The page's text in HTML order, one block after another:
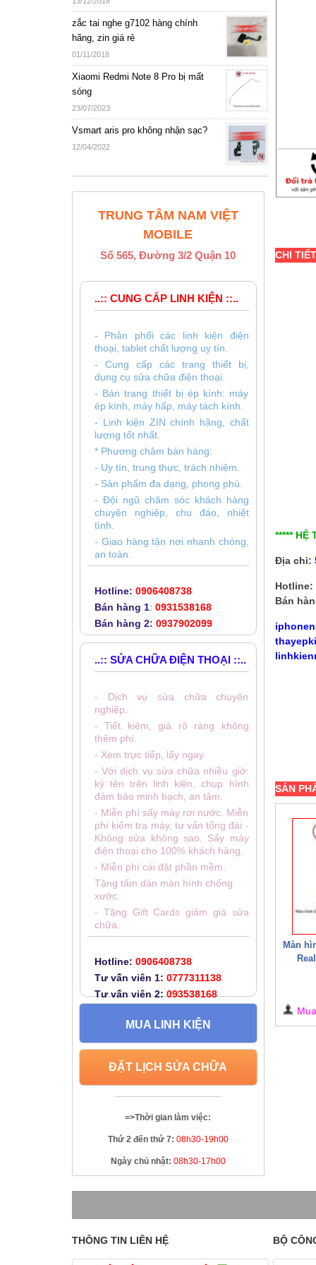
CHI
***** HỆ
Địa chỉ:
Hotline:
Bán
SẢN
Màn
Mua
zắc tai nghe g7102 hàng chính
hãng, zin giá rẻ
01/11/2018
Xiaomi Redmi Note 8 Pro bị mất
sóng
23/07/2023
Vsmart aris pro không nhận sạc?
12/04/2022
TRUNG TÂM NAM VIỆT
MOBILE
Số 565, Đường 3/2 Quận 10
..:: CUNG CẤP LINH KIỆN ::..
- Phân phối các linh kiện điện
thoại, tablet chất lượng uy tín.
- Cung cấp các trang thiết bị,
dụng cụ sửa chữa điện thoại.
- Bán trang thiết bị ép kính: máy
ép kính, máy hấp, máy tách kính.
- Linh kiện ZIN chính hãng, chất
lượng tốt nhất.
* Phương châm bán hàng:
- Uy tín, trung thực, trách nhiệm.
- Sản phẩm đa dạng, phong phú.
- Đội ngũ chăm sóc khách hàng
chuyên nghiệp, chu đáo, nhiệt
tình.
- Giao hàng tận nơi nhanh chóng,
an toàn.
Hotline: 0906408738
Bán hàng 1: 0931538168
Bán hàng 2: 0937902099
..:: SỬA CHỮA ĐIỆN THOẠI ::..
- Dịch vụ sửa chữa chuyên
nghiệp.
- Tiết kiệm, giá rõ ràng không
thêm phí.
- Xem trực tiếp, lấy ngay.
- Với dịch vụ sửa chữa nhiều giờ:
ký tên trên linh kiện, chụp hình
đảm bảo minh bạch, an tâm.
- Miễn phí sấy máy rơi nước. Miễn
phí kiểm tra máy, tư vấn tổng đài -
Không sửa không sao. Sấy máy
điện thoại cho 100% khách hàng.
- Miễn phí cài đặt phần mềm.
Tặng tấm dán màn hình chống
xước.
- Tặng Gift Cards giảm giá sửa
chữa.
Hotline: 0906408738
Tư vấn viên 1: 0777311138
Tư vấn viên 2: 093538168
MUA LINH KIỆN
ĐẶT LỊCH SỬA CHỮA
=>Thời gian làm việc:
Thứ 2 đến thứ 7: 08h30-19h00
Ngày chủ nhật: 08h30-17h00
THÔNG TIN LIÊN HỆ BỘ